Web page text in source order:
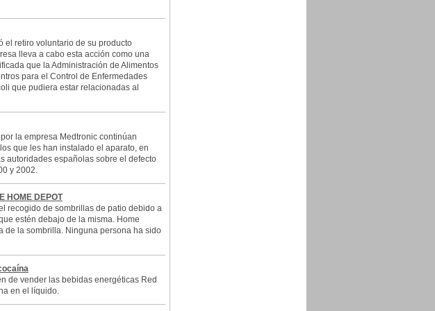
el retiro voluntario de su producto
lleva a cabo esta acción como una
que la Administración de Alimentos
para el Control de Enfermedades
que pudiera estar relacionadas al
la empresa Medtronic continúan
que les han instalado el aparato, en
autoridades españolas sobre el defecto
y 2002.
HOME DEPOT
recogido de sombrillas de patio debido a
estén debajo de la misma. Home
de la sombrilla. Ninguna persona ha sido
de vender las bebidas energéticas Red
en el líquido.